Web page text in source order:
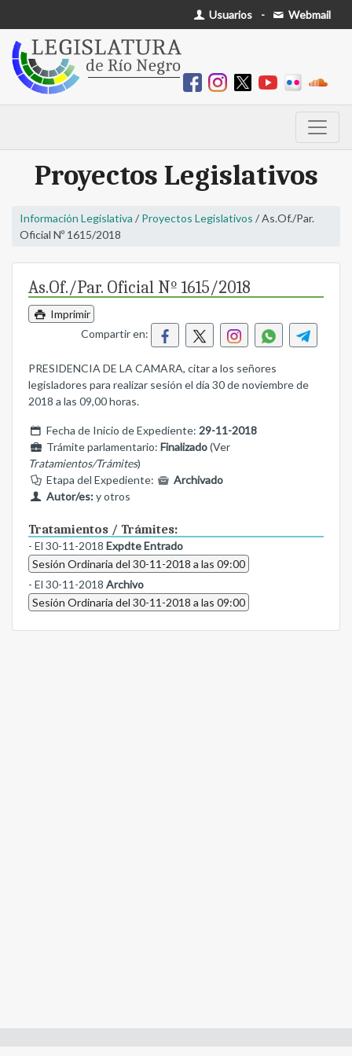
Usuarios - Webmail
Proyectos Legislativos
Información Legislativa / Proyectos Legislativos / As.Of./Par.
Oficial Nº 1615/2018
As.Of./Par. Oficial Nº 1615/2018
Imprimir
Compartir en:
PRESIDENCIA DE LA CAMARA, citar a los señores
legisladores para realizar sesión el día 30 de noviembre de
2018 a las 09,00 horas.
Fecha de Inicio de Expediente: 29-11-2018
Trámite parlamentario: Finalizado(Ver
Tratamientos/Trámites)
Etapa del Expediente:
Archivado
Autor/es:y otros
Tratamientos / Trámites:
- El 30-11-2018 Expdte Entrado
Sesión Ordinaria del 30-11-2018 a las 09:00
- El 30-11-2018 Archivo
Sesión Ordinaria del 30-11-2018 a las 09:00